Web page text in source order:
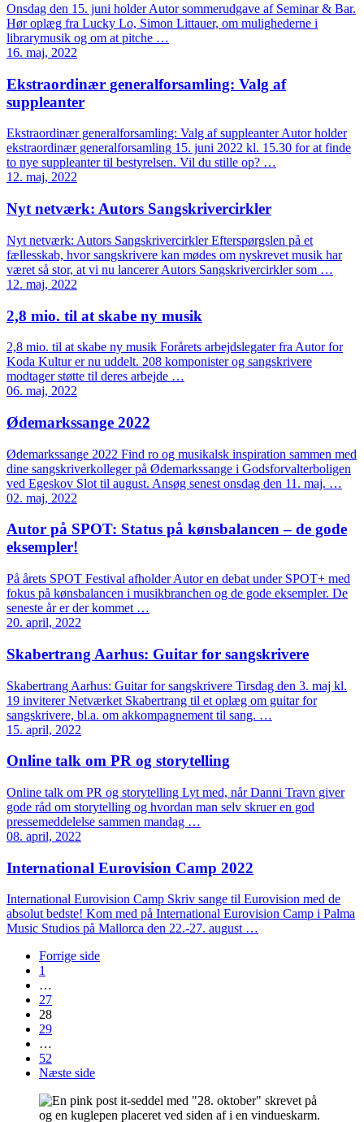
Onsdag den 15. juni holder Autor sommerudgave af Seminar & Bar.
Hør oplæg fra Lucky Lo, Simon Littauer, om mulighederne i
librarymusik og om at pitche …
16. maj, 2022
Ekstraordinær generalforsamling: Valg af
suppleanter
Ekstraordinær generalforsamling: Valg af suppleanter Autor holder
ekstraordinær generalforsamling 15. juni 2022 kl. 15.30 for at finde
to nye suppleanter til bestyrelsen. Vil du stille op? …
12. maj, 2022
Nyt netværk: Autors Sangskrivercirkler
Nyt netværk: Autors Sangskrivercirkler Efterspørgslen på et
fællesskab, hvor sangskrivere kan mødes om nyskrevet musik har
været så stor, at vi nu lancerer Autors Sangskrivercirkler som …
12. maj, 2022
2,8 mio. til at skabe ny musik
2,8 mio. til at skabe ny musik Forårets arbejdslegater fra Autor for
Koda Kultur er nu uddelt. 208 komponister og sangskrivere
modtager støtte til deres arbejde …
06. maj, 2022
Ødemarkssange 2022
Ødemarkssange 2022 Find ro og musikalsk inspiration sammen med
dine sangskriverkolleger på Ødemarkssange i Godsforvalterboligen
ved Egeskov Slot til august. Ansøg senest onsdag den 11. maj. …
02. maj, 2022
Autor på SPOT: Status på kønsbalancen – de gode
eksempler!
På årets SPOT Festival afholder Autor en debat under SPOT+ med
fokus på kønsbalancen i musikbranchen og de gode eksempler. De
seneste år er der kommet …
20. april, 2022
Skabertrang Aarhus: Guitar for sangskrivere
Skabertrang Aarhus: Guitar for sangskrivere Tirsdag den 3. maj kl.
19 inviterer Netværket Skabertrang til et oplæg om guitar for
sangskrivere, bl.a. om akkompagnement til sang. …
15. april, 2022
Online talk om PR og storytelling
Online talk om PR og storytelling Lyt med, når Danni Travn giver
gode råd om storytelling og hvordan man selv skruer en god
pressemeddelelse sammen mandag …
08. april, 2022
International Eurovision Camp 2022
International Eurovision Camp Skriv sange til Eurovision med de
absolut bedste! Kom med på International Eurovision Camp i Palma
Music Studios på Mallorca den 22.-27. august …
Forrige side
1
…
27
28
29
…
52
Næste side